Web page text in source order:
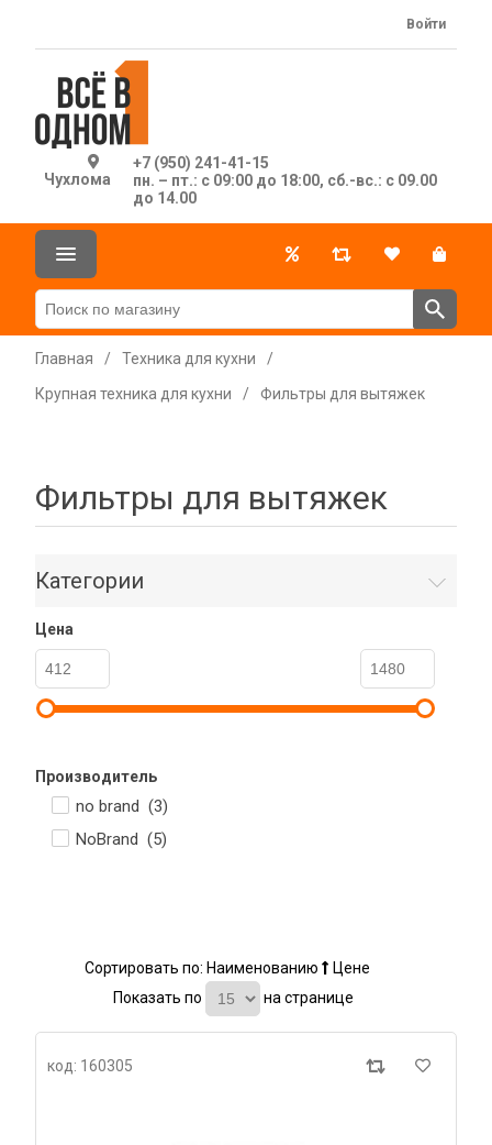
Чухлома
+7 (950) 241-41-15
пн. – пт.: с 09:00 до 18:00, сб.-вс.: с 09.00
до 14.00
Войти
Главная / Техника для кухни
/
Крупная техника для кухни
/ Фильтры для вытяжек
Фильтры для вытяжек
Категории
Цена
Производитель
no brand (3)
NoBrand (5)
Сортировать по: Наименованию
Цене
Показать по
на странице
код: 160305